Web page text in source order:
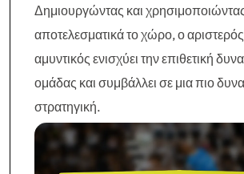
Δημιουργώντας και
αποτελεσματικά το χώρο, ο αριστερός
αμυντικός ενισχύει την επιθετική
ομάδας και συμβάλλει σε μια πιο
στρατηγική.